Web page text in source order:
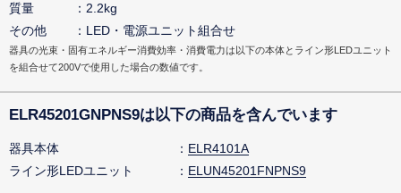
質量
2.2kg
その他
LED・電源ユニット組合せ
器具の光束・固有エネルギー消費効率・消費電力は以下の本体とライン形LEDユニット
を組合せて200Vで使用した場合の数値です。
ELR45201GNPNS9は以下の商品を含んでいます
器具本体
ELR4101A
ライン形LEDユニット
ELUN45201FNPNS9